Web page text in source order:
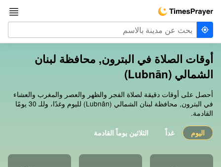
أوقات الصلاة في البترون, محافظة لبنان
الشمالي (Lubnān)
أحصل على أوقات دقيقة لصلاة الفجر والظهر والعصر والمغرب والعشاء
في البترون, محافظة لبنان الشمالي (Lubnān) لليوم وغدًا، وللـ 30 يومًا
القادمة.
اليوم غداً الثلاثين يوماً القادمة